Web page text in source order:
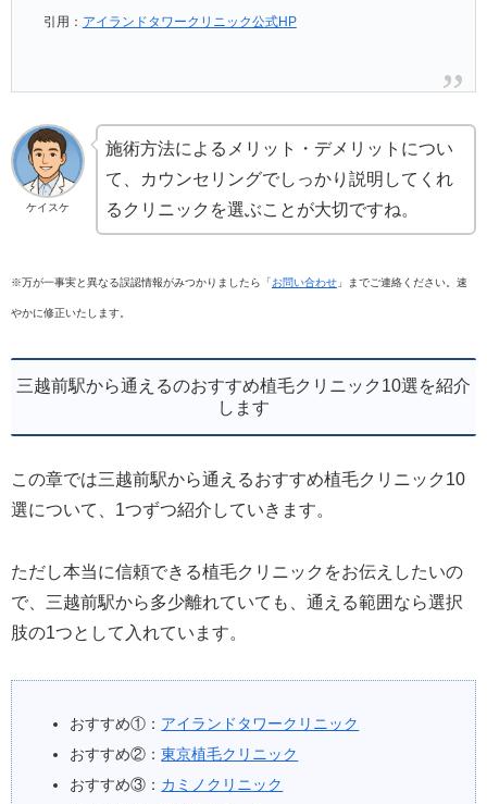
引用： アイランドタワークリニック公式HP
ケイスケ
施術方法によるメリット・デメリットについ
て、カウンセリングでしっかり説明してくれ
るクリニックを選ぶことが大切ですね。
※万が一事実と異なる誤認情報がみつかりましたら「 お問い合わせ 」までご連絡ください。速
やかに修正いたします。
三越前駅から通えるのおすすめ植毛クリニック10選を紹介
します
この章では三越前駅から通えるおすすめ植毛クリニック10
選について、1つずつ紹介していきます。
ただし本当に信頼できる植毛クリニックをお伝えしたいの
で、三越前駅から多少離れていても、通える範囲なら選択
肢の1つとして入れています。
おすすめ①： アイランドタワークリニック
おすすめ②：東京植毛クリニック
おすすめ③： カミノクリニック